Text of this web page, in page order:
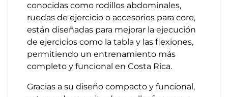
conocidas como rodillos abdominales,
ruedas de ejercicio o accesorios para core,
están diseñadas para mejorar la ejecución
de ejercicios como la tabla y las flexiones,
permitiendo un entrenamiento más
completo y funcional en Costa Rica.
Gracias a su diseño compacto y funcional,